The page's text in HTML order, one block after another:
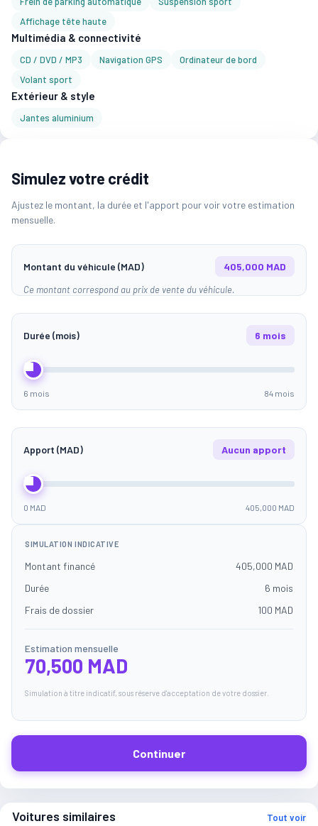
Affichage tête haute
Multimédia & connectivité
CD / DVD / MP3 Navigation GPS
Ordinateur de bord
Volant sport
Extérieur & style
Jantes aluminium
Simulez votre crédit
Ajustez le montant, la durée et l'apport pour voir votre estimation
mensuelle.
Montant du véhicule (MAD) 405,000 MAD
Ce montant correspond au prix de vente du véhicule.
Durée (mois) 6 mois
6 mois 84 mois
Apport (MAD) Aucun apport
0 MAD 405,000 MAD
SIMULATION INDICATIVE
Montant financé
405,000 MAD
Durée
6 mois
Frais de dossier
100 MAD
Estimation mensuelle
70,500 MAD
Simulation à titre indicatif, sous réserve d'acceptation de votre dossier.
Continuer
Voitures similaires Tout voir